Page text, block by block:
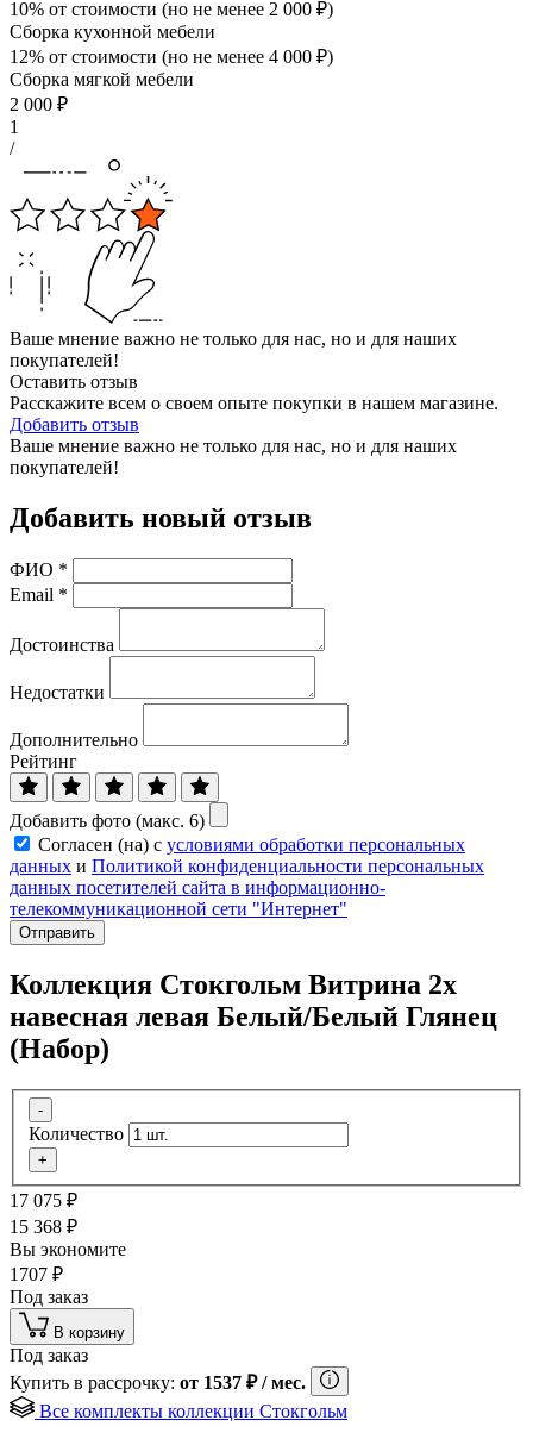
10% от стоимости (но не менее 2 000 ₽)
Сборка кухонной мебели
12% от стоимости (но не менее 4 000 ₽)
Сборка мягкой мебели
2 000 ₽
1
/
Ваше мнение важно не только для нас, но и для наших
покупателей!
Оставить отзыв
Расскажите всем о своем опыте покупки в нашем магазине.
Добавить отзыв
Ваше мнение важно не только для нас, но и для наших
покупателей!
Добавить новый отзыв
ФИО *
Email *
Достоинства
Недостатки
Дополнительно
Рейтинг
Добавить фото (макс. 6)
Согласен (на) с условиями обработки персональных
данных и Политикой конфиденциальности персональных
данных посетителей сайта в информационно-
телекоммуникационной сети "Интернет"
Отправить
Коллекция Стокгольм Витрина 2х
навесная левая Белый/Белый Глянец
(Набор)
-
Количество
+
17 075 ₽
15 368 ₽
Вы экономите
1707 ₽
Под заказ
В корзину
Под заказ
Купить в рассрочку: от 1537 ₽/ мес.
Все комплекты коллекции Стокгольм